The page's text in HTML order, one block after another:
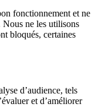
fonctionnement et ne
Nous ne les utilisons
bloqués, certaines
d’audience, tels
et d’améliorer